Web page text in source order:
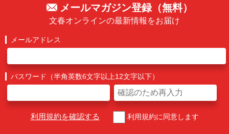
メールマガジン登録（無料）
文春オンラインの最新情報をお届け
メールアドレス
パスワード（半角英数6文字以上12文字以下）
利用規約を確認する 利用規約に同意します